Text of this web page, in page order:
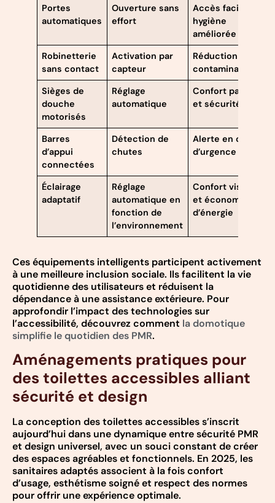
Portes
automatiques
Ouverture sans
effort
Accès facilité,
hygiène
améliorée
Robinetterie
sans contact
Activation par
capteur
Réduction des
contaminations
Sièges de
douche
motorisés
Réglage
automatique
Confort parfait
et sécurité
Barres
d’appui
connectées
Détection de
chutes
Alerte en cas
d’urgence
Éclairage
adaptatif
Réglage
automatique en
fonction de
l’environnement
Confort visuel
et économie
d’énergie
Ces équipements intelligents participent activement
à une meilleure inclusion sociale. Ils facilitent la vie
quotidienne des utilisateurs et réduisent la
dépendance à une assistance extérieure. Pour
approfondir l’impact des technologies sur
l’accessibilité, découvrez comment la domotique
simplifie le quotidien des PMR.
Aménagements pratiques pour
des toilettes accessibles alliant
sécurité et design
La conception des toilettes accessibles s’inscrit
aujourd’hui dans une dynamique entre sécurité PMR
et design universel, avec un souci constant de créer
des espaces agréables et fonctionnels. En 2025, les
sanitaires adaptés associent à la fois confort
d’usage, esthétisme soigné et respect des normes
pour offrir une expérience optimale.